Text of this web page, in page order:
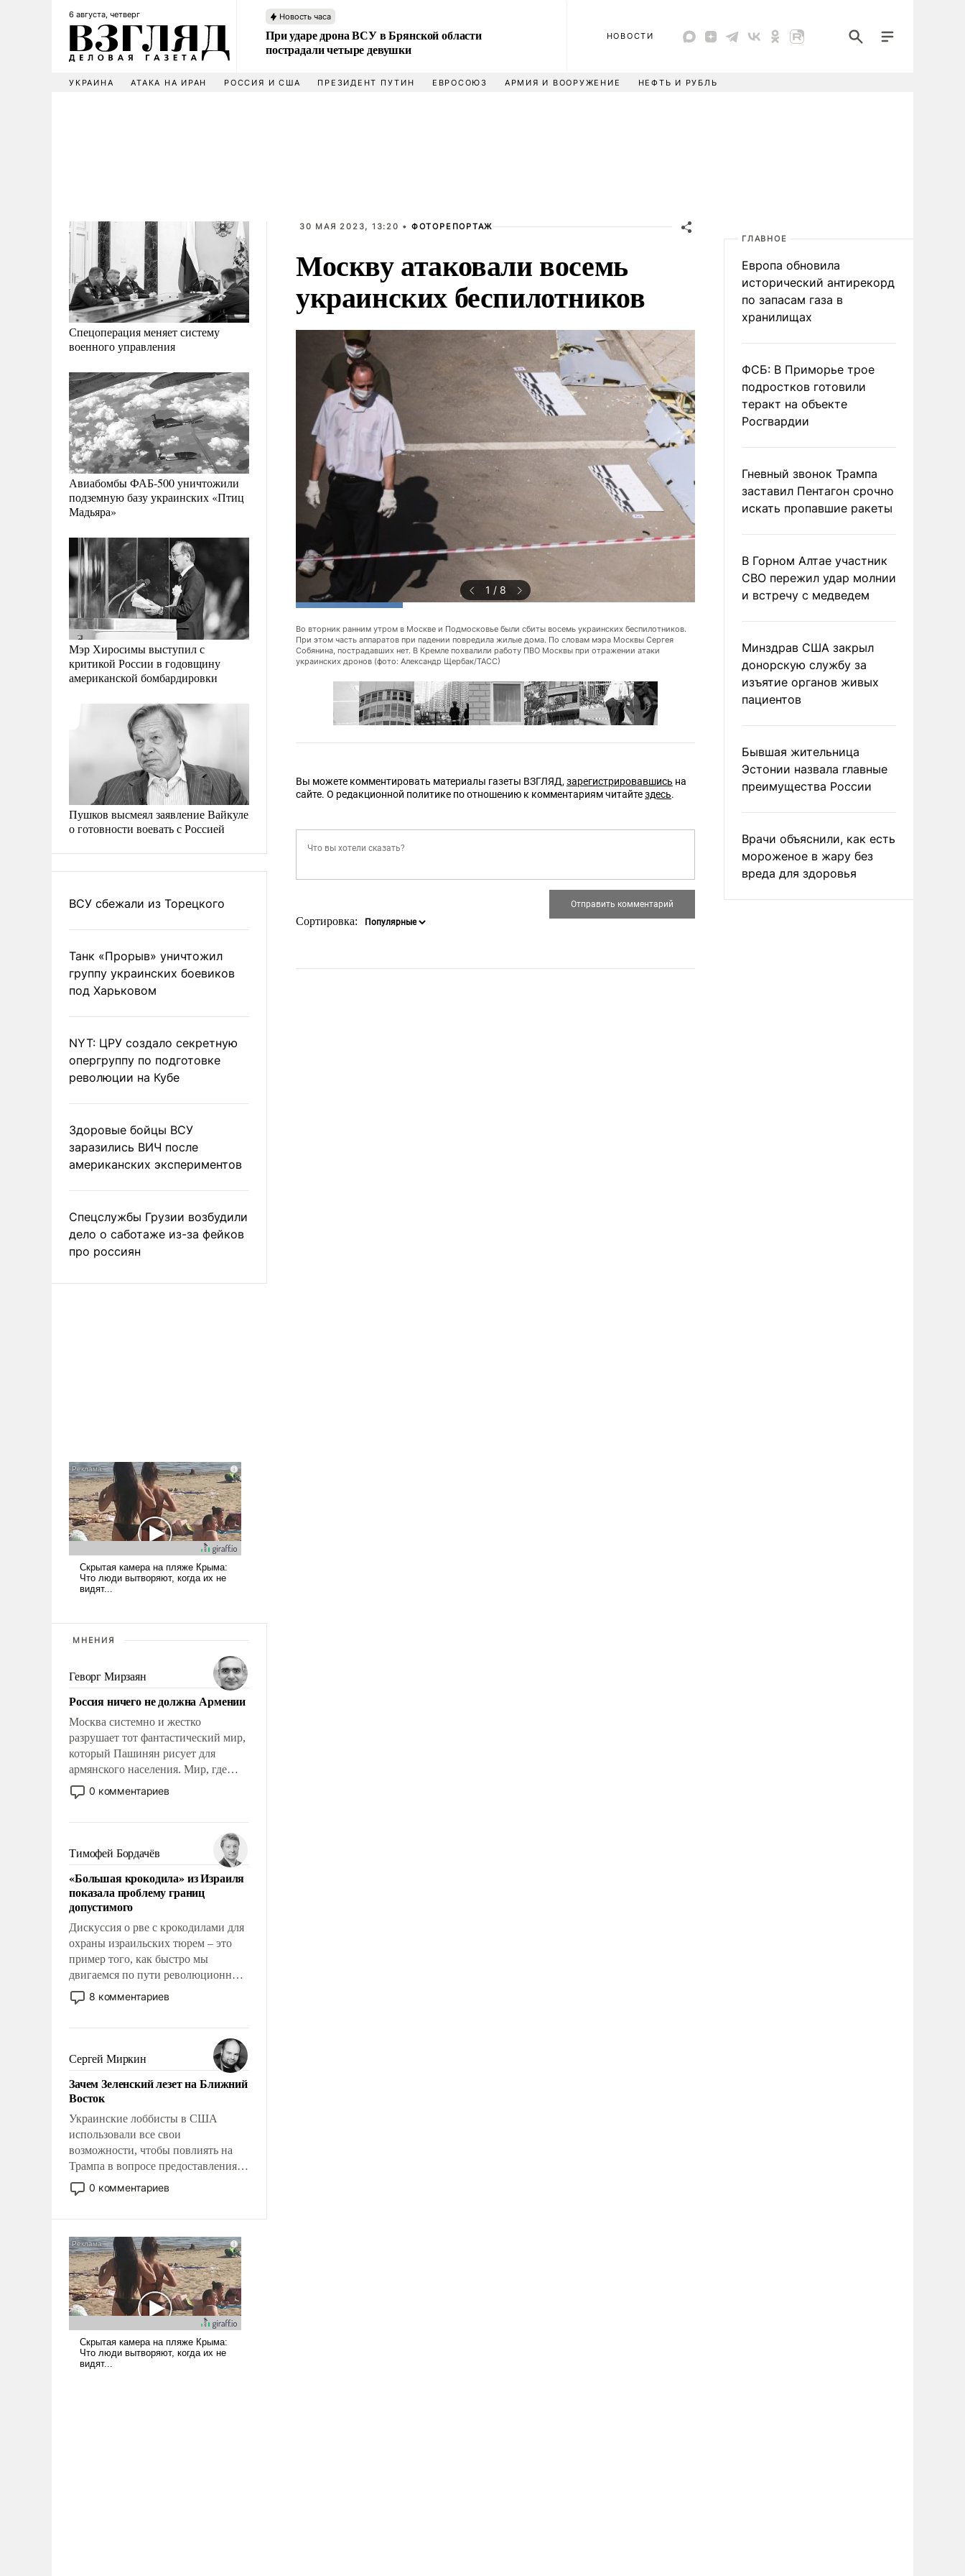
6 августа, четверг Новость часа
При ударе дрона ВСУ в Брянской области
пострадали четыре девушки
НОВОСТИ
УКРАИНА АТАКА НА ИРАН РОССИЯ И США ПРЕЗИДЕНТ ПУТИН ЕВРОСОЮЗ АРМИЯ И ВООРУЖЕНИЕ НЕФТЬ И РУБЛЬ
Спецоперация меняет систему
военного управления
Авиабомбы ФАБ-500 уничтожили
подземную базу украинских «Птиц
Мадьяра»
Мэр Хиросимы выступил с
критикой России в годовщину
американской бомбардировки
Пушков высмеял заявление Вайкуле
о готовности воевать с Россией
ВСУ сбежали из Торецкого
Танк «Прорыв» уничтожил
группу украинских боевиков
под Харьковом
NYT: ЦРУ создало секретную
опергруппу по подготовке
революции на Кубе
Здоровые бойцы ВСУ
заразились ВИЧ после
американских экспериментов
Спецслужбы Грузии возбудили
дело о саботаже из-за фейков
про россиян
МНЕНИЯ
Геворг Мирзаян
Россия ничего не должна Армении
Москва системно и жестко
разрушает тот фантастический мир,
который Пашинян рисует для
армянского населения. Мир, где
этому населению все должны
просто по определению, где его
беспрекословно оплачиваться за
счет российских
налогоплательщиков, и где за свои
поступки не нужно отвечать.
0 комментариев
Тимофей Бордачёв
«Большая крокодила» из Израиля
показала проблему границ
допустимого
Дискуссия о рве с крокодилами для
охраны израильских тюрем – это
пример того, как быстро мы
двигаемся по пути революционных
изменений. То, что несколько лет
назад было образом для
8 комментариев
Сергей Миркин
Зачем Зеленский лезет на Ближний
Восток
Украинские лоббисты в США
использовали все свои
возможности, чтобы повлиять на
Трампа в вопросе предоставления
вооружений своим нанимателям.
Вероятно, кому-то из тех, кто
продемонстрировать, что Украина
вступила в вооруженное
противостояние с Ираном.
0 комментариев
30 МАЯ 2023, 13:20 • ФОТОРЕПОРТАЖ
Москву атаковали восемь
украинских беспилотников
во время инцидента с атакой беспилотников на Москву и
эффективно, система ПВО сработала хорошо, оценили в Кремле (фото:
Во вторник ранним утром в Москве и Подмосковье были сбиты восемь украинских беспилотников.
При этом часть аппаратов при падении повредила жилые дома. По словам мэра Москвы Сергея
Собянина, пострадавших нет. В Кремле похвалили работу ПВО Москвы при отражении атаки
украинских дронов (фото: Александр Щербак/ТАСС)
восьми были подавлены средствами РЭБ, потеряли управление и
ПВО (фото: Александра Левчук/ТАСС)
1 / 8
Вы можете комментировать материалы газеты ВЗГЛЯД, зарегистрировавшись на
сайте. О редакционной политике по отношению к комментариям читайтездесь.
Сортировка:
ГЛАВНОЕ
Европа обновила
исторический антирекорд
по запасам газа в
хранилищах
ФСБ: В Приморье трое
подростков готовили
теракт на объекте
Росгвардии
Гневный звонок Трампа
заставил Пентагон срочно
искать пропавшие ракеты
В Горном Алтае участник
СВО пережил удар молнии
и встречу с медведем
Минздрав США закрыл
донорскую службу за
изъятие органов живых
пациентов
Бывшая жительница
Эстонии назвала главные
преимущества России
Врачи объяснили, как есть
мороженое в жару без
вреда для здоровья